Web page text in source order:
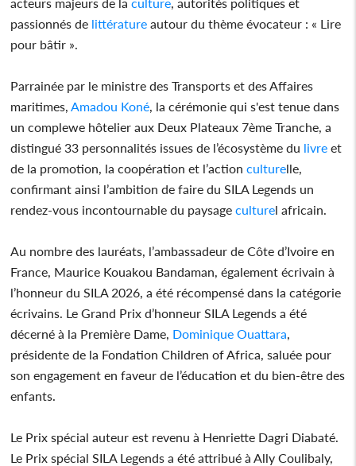
passionnés de littérature autour du thème évocateur : « Lire
pour bâtir ».
Parrainée par le ministre des Transports et des Affaires
maritimes, Amadou Koné, la cérémonie qui s'est tenue dans
un complewe hôtelier aux Deux Plateaux 7ème Tranche, a
distingué 33 personnalités issues de l’écosystème du livre et
de la promotion, la coopération et l’action culturelle,
confirmant ainsi l’ambition de faire du SILA Legends un
rendez-vous incontournable du paysage culturel africain.
Au nombre des lauréats, l’ambassadeur de Côte d’Ivoire en
France, Maurice Kouakou Bandaman, également écrivain à
l’honneur du SILA 2026, a été récompensé dans la catégorie
écrivains. Le Grand Prix d’honneur SILA Legends a été
décerné à la Première Dame, Dominique Ouattara,
présidente de la Fondation Children of Africa, saluée pour
son engagement en faveur de l’éducation et du bien-être des
enfants.
Le Prix spécial auteur est revenu à Henriette Dagri Diabaté.
Le Prix spécial SILA Legends a été attribué à Ally Coulibaly,